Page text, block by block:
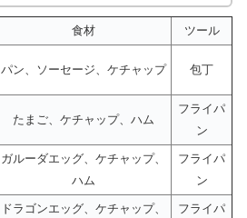
食材 ツール
パン、ソーセージ、ケチャップ 包丁
たまご、ケチャップ、ハム
フライパ
ン
ガルーダエッグ、ケチャップ、
ハム
フライパ
ン
ドラゴンエッグ、ケチャップ、
フライパ